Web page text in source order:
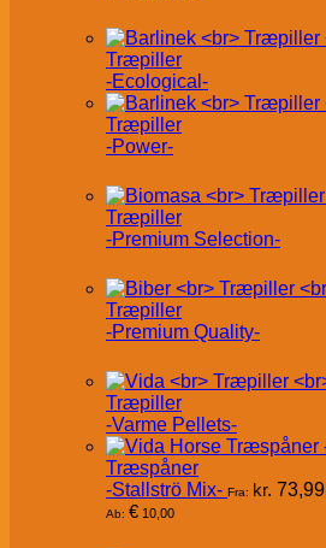
Træpiller
-Ecological-
Træpiller
-Power-
Træpiller
-Premium Selection-
Træpiller
-Premium Quality-
Træpiller
-Varme Pellets-
Træspåner
-Stallströ Mix- Fra: kr. 73,99
Ab: € 10,00